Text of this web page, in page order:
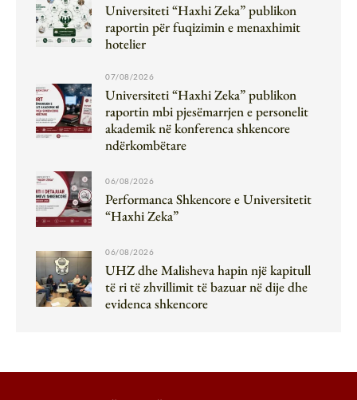
Universiteti “Haxhi Zeka” publikon
raportin për fuqizimin e menaxhimit
hotelier
07/08/2026
Universiteti “Haxhi Zeka” publikon
raportin mbi pjesëmarrjen e personelit
akademik në konferenca shkencore
ndërkombëtare
06/08/2026
Performanca Shkencore e Universitetit
“Haxhi Zeka”
06/08/2026
UHZ dhe Malisheva hapin një kapitull
të ri të zhvillimit të bazuar në dije dhe
evidenca shkencore